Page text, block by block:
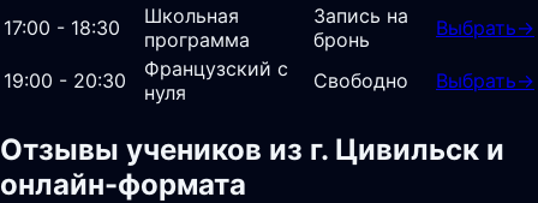
17:00 - 18:30
Школьная
программа
Запись на
бронь
Выбрать→
19:00 - 20:30
Французский с
нуля
Свободно Выбрать→
Отзывы учеников из г. Цивильск и
онлайн-формата